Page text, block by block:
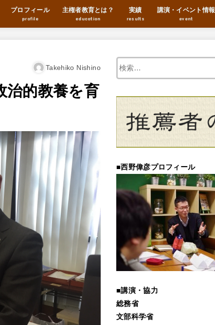
プロフィール
profile
主権者教育とは？
education
実績
results
講演・イベント情報
event
Takehiko Nishino
治的教養を育
■西野偉彦プロフィール
■講演・協力
総務省
文部科学省